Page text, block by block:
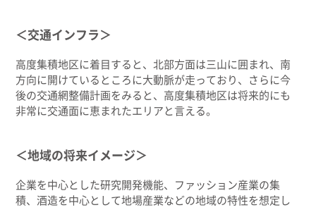
＜交通インフラ＞
高度集積地区に着目すると、北部方面は三山に囲まれ、南
方向に開けているところに大動脈が走っており、さらに今
後の交通網整備計画をみると、高度集積地区は将来的にも
非常に交通面に恵まれたエリアと言える。
＜地域の将来イメージ＞
企業を中心とした研究開発機能、ファッション産業の集
積、酒造を中心として地場産業などの地域の特性を想定し